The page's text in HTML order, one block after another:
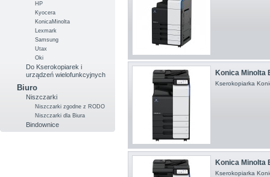
HP
Kyocera
KonicaMinolta
Lexmark
Samsung
Utax
Oki
Do Kserokopiarek i
urządzeń wielofunkcyjnych
Biuro
Niszczarki
Niszczarki zgodne z RODO
Niszczarki dla Biura
Bindownice
Konica Minolta
Kserokopiarka
Konica Minolta
Kserokopiarka